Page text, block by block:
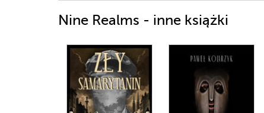
Nine Realms - inne książki